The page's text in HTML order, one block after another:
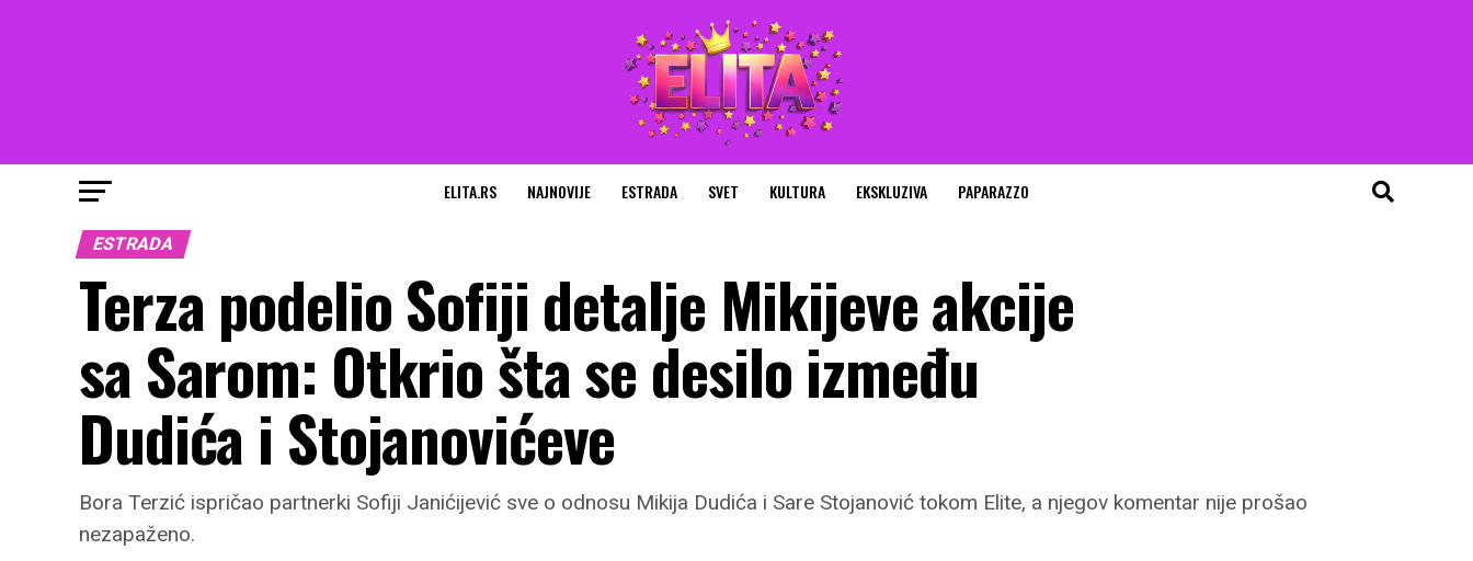
ELITA.RS NAJNOVIJE ESTRADA SVET KULTURA EKSKLUZIVA PAPARAZZO
ESTRADA
Terza podelio Sofiji detalje Mikijeve akcije
sa Sarom: Otkrio šta se desilo između
Dudića i Stojanovićeve
Bora Terzić ispričao partnerki Sofiji Janićijević sve o odnosu Mikija Dudića i Sare Stojanović tokom Elite, a njegov komentar nije prošao
nezapaženo.